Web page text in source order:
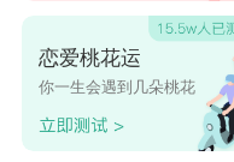
恋爱桃花运
你一生会遇到几朵桃花